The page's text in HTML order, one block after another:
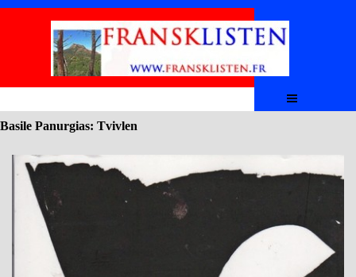
Aller au contenu
Basile Panurgias: Tvivlen